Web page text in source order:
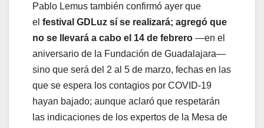
Pablo Lemus también confirmó ayer que
el festival GDLuz sí se realizará; agregó que
no se llevará a cabo el 14 de febrero —en el
aniversario de la Fundación de Guadalajara—
sino que será del 2 al 5 de marzo, fechas en las
que se espera los contagios por COVID-19
hayan bajado; aunque aclaró que respetarán
las indicaciones de los expertos de la Mesa de